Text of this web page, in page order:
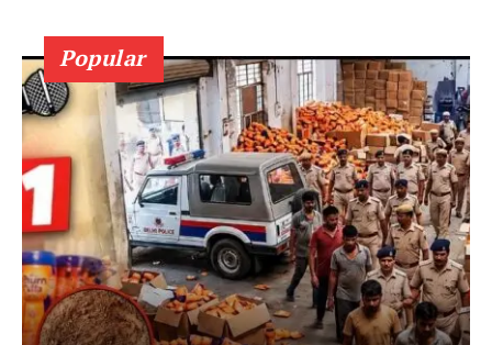
Popular